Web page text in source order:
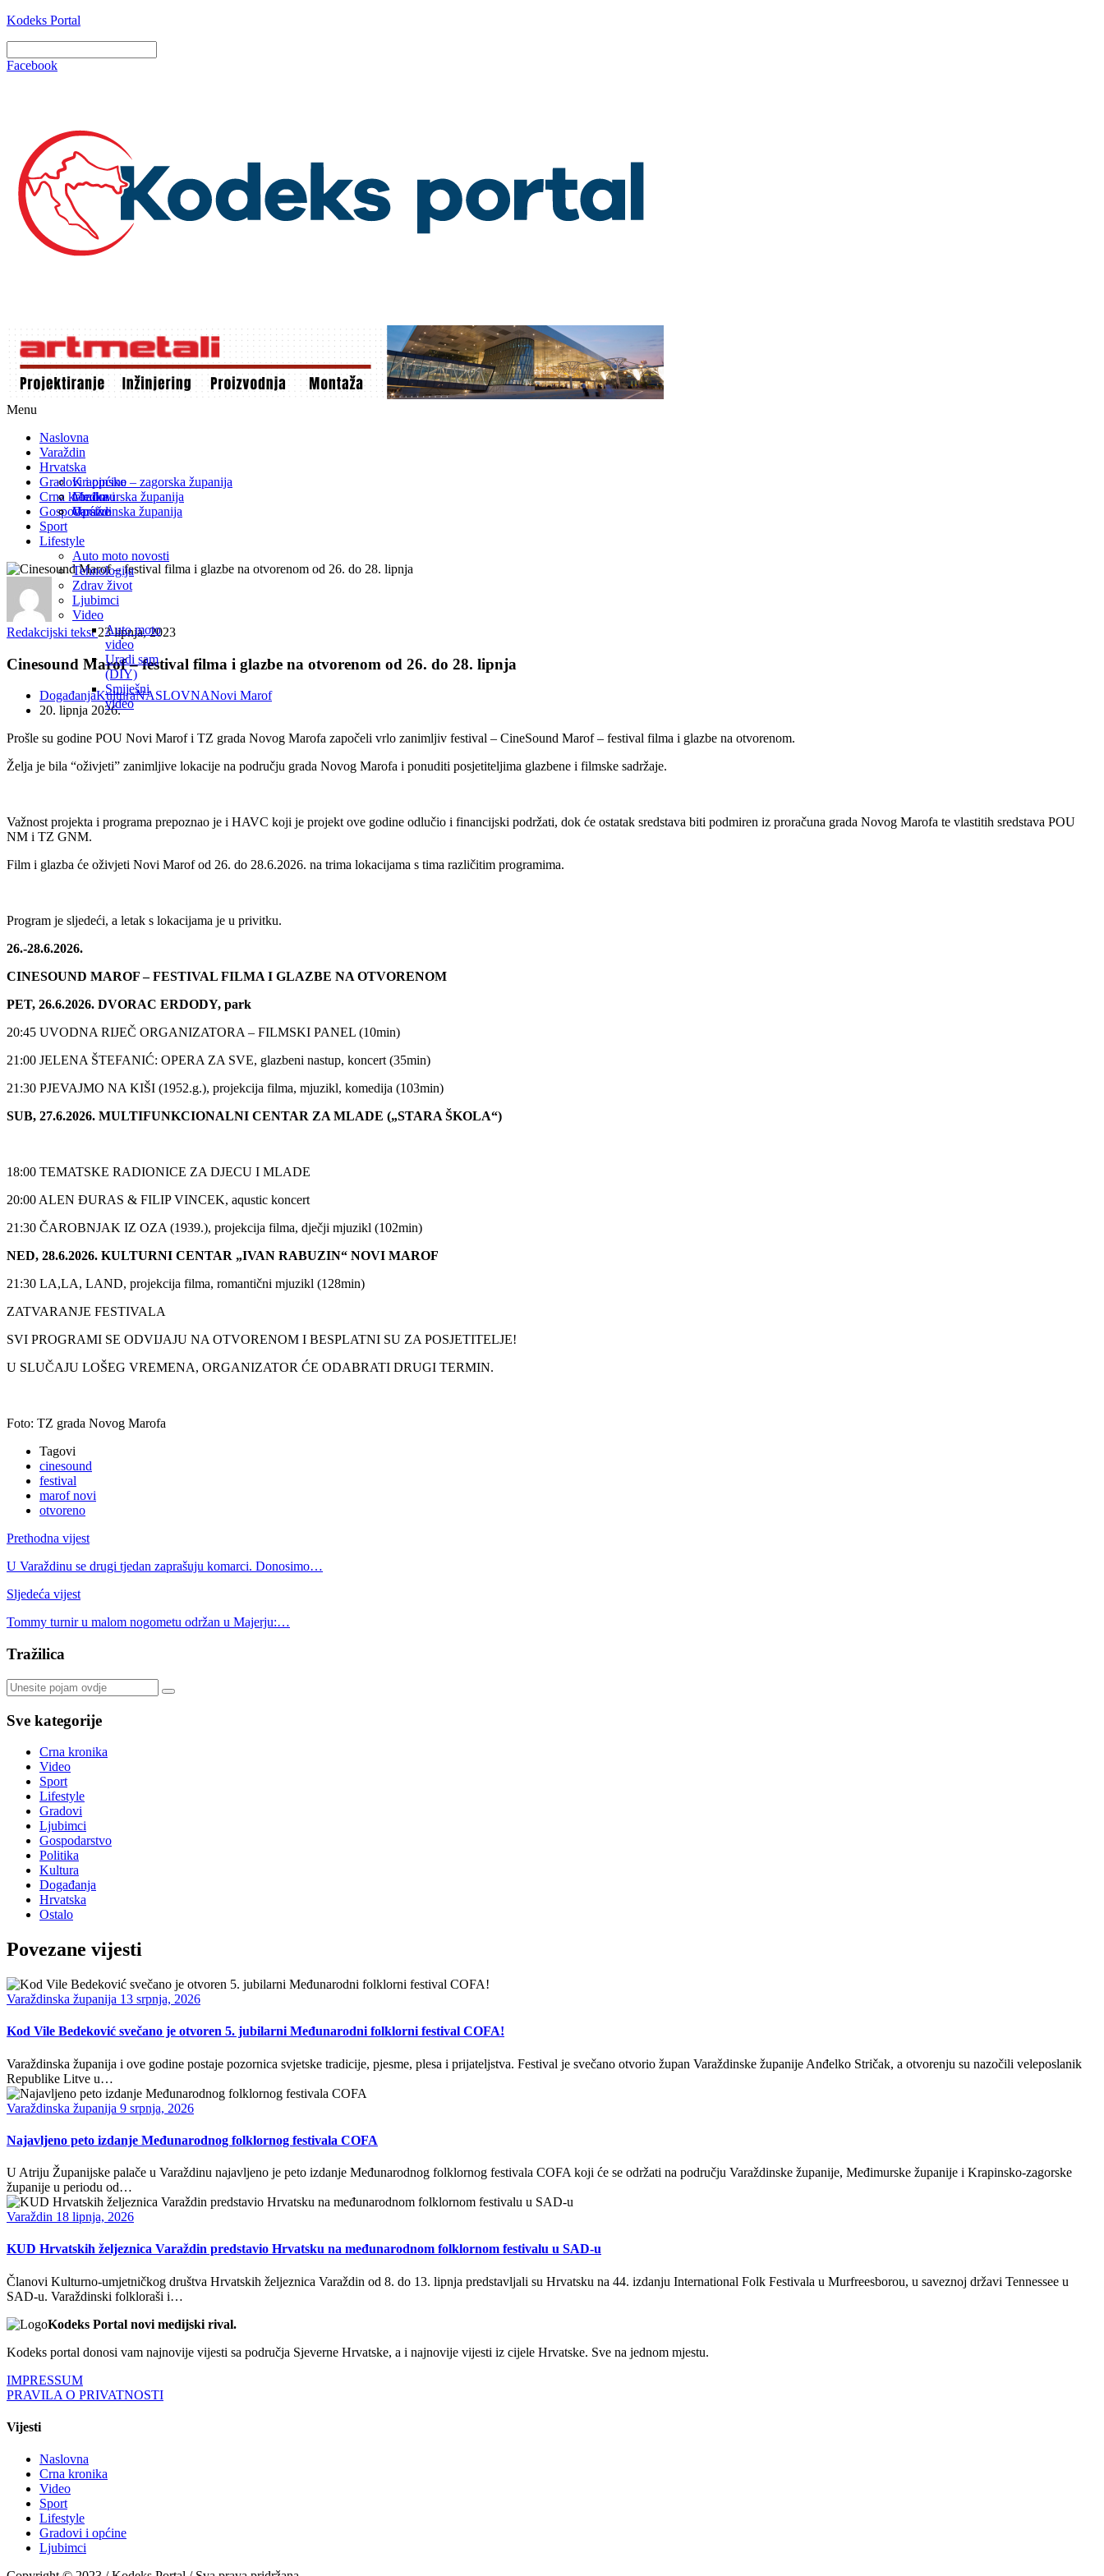
Kodeks Portal
Facebook
Menu
Naslovna
Varaždin
Hrvatska
Krapinsko – zagorska županija
Međimurska županija
Varaždinska županija
Gradovi i općine
Gradovi
Općine
Crna kronika
Gospodarstvo
Sport
Lifestyle
Auto moto novosti
Tehnologija
Zdrav život
Ljubimci
Video
Auto moto
video
Uradi sam
(DIY)
Smiješni
video
Redakcijski tekst23 lipnja, 2023
Cinesound Marof – festival filma i glazbe na otvorenom od 26. do 28. lipnja
DogađanjaKulturaNASLOVNANovi Marof
20. lipnja 2026.
Prošle su godine POU Novi Marof i TZ grada Novog Marofa započeli vrlo zanimljiv festival – CineSound Marof – festival filma i glazbe na otvorenom.
Želja je bila “oživjeti” zanimljive lokacije na području grada Novog Marofa i ponuditi posjetiteljima glazbene i filmske sadržaje.
Važnost projekta i programa prepoznao je i HAVC koji je projekt ove godine odlučio i financijski podržati, dok će ostatak sredstava biti podmiren iz proračuna grada Novog Marofa te vlastitih sredstava POU
NM i TZ GNM.
Film i glazba će oživjeti Novi Marof od 26. do 28.6.2026. na trima lokacijama s tima različitim programima.
Program je sljedeći, a letak s lokacijama je u privitku.
26.-28.6.2026.
CINESOUND MAROF – FESTIVAL FILMA I GLAZBE NA OTVORENOM
PET, 26.6.2026. DVORAC ERDODY, park
20:45 UVODNA RIJEČ ORGANIZATORA – FILMSKI PANEL (10min)
21:00 JELENA ŠTEFANIĆ: OPERA ZA SVE, glazbeni nastup, koncert (35min)
21:30 PJEVAJMO NA KIŠI (1952.g.), projekcija filma, mjuzikl, komedija (103min)
SUB, 27.6.2026. MULTIFUNKCIONALNI CENTAR ZA MLADE („STARA ŠKOLA“)
18:00 TEMATSKE RADIONICE ZA DJECU I MLADE
20:00 ALEN ĐURAS & FILIP VINCEK, aqustic koncert
21:30 ČAROBNJAK IZ OZA (1939.), projekcija filma, dječji mjuzikl (102min)
NED, 28.6.2026. KULTURNI CENTAR „IVAN RABUZIN“ NOVI MAROF
21:30 LA,LA, LAND, projekcija filma, romantični mjuzikl (128min)
ZATVARANJE FESTIVALA
SVI PROGRAMI SE ODVIJAJU NA OTVORENOM I BESPLATNI SU ZA POSJETITELJE!
U SLUČAJU LOŠEG VREMENA, ORGANIZATOR ĆE ODABRATI DRUGI TERMIN.
Foto: TZ grada Novog Marofa
Tagovi
cinesound
festival
marof novi
otvoreno
Prethodna vijest
U Varaždinu se drugi tjedan zaprašuju komarci. Donosimo…
Sljedeća vijest
Tommy turnir u malom nogometu održan u Majerju:…
Tražilica
Sve kategorije
Crna kronika
Video
Sport
Lifestyle
Gradovi
Ljubimci
Gospodarstvo
Politika
Kultura
Događanja
Hrvatska
Ostalo
Povezane vijesti
Varaždinska županija 13 srpnja, 2026
Kod Vile Bedeković svečano je otvoren 5. jubilarni Međunarodni folklorni festival COFA!
Varaždinska županija i ove godine postaje pozornica svjetske tradicije, pjesme, plesa i prijateljstva. Festival je svečano otvorio župan Varaždinske županije Anđelko Stričak, a otvorenju su nazočili veleposlanik
Republike Litve u…
Varaždinska županija 9 srpnja, 2026
Najavljeno peto izdanje Međunarodnog folklornog festivala COFA
U Atriju Županijske palače u Varaždinu najavljeno je peto izdanje Međunarodnog folklornog festivala COFA koji će se održati na području Varaždinske županije, Međimurske županije i Krapinsko-zagorske
županije u periodu od…
Varaždin 18 lipnja, 2026
KUD Hrvatskih željeznica Varaždin predstavio Hrvatsku na međunarodnom folklornom festivalu u SAD-u
Članovi Kulturno-umjetničkog društva Hrvatskih željeznica Varaždin od 8. do 13. lipnja predstavljali su Hrvatsku na 44. izdanju International Folk Festivala u Murfreesborou, u saveznoj državi Tennessee u
SAD-u. Varaždinski folkloraši i…
Kodeks Portal novi medijski rival.
Kodeks portal donosi vam najnovije vijesti sa područja Sjeverne Hrvatske, a i najnovije vijesti iz cijele Hrvatske. Sve na jednom mjestu.
IMPRESSUM
PRAVILA O PRIVATNOSTI
Vijesti
Naslovna
Crna kronika
Video
Sport
Lifestyle
Gradovi i općine
Ljubimci